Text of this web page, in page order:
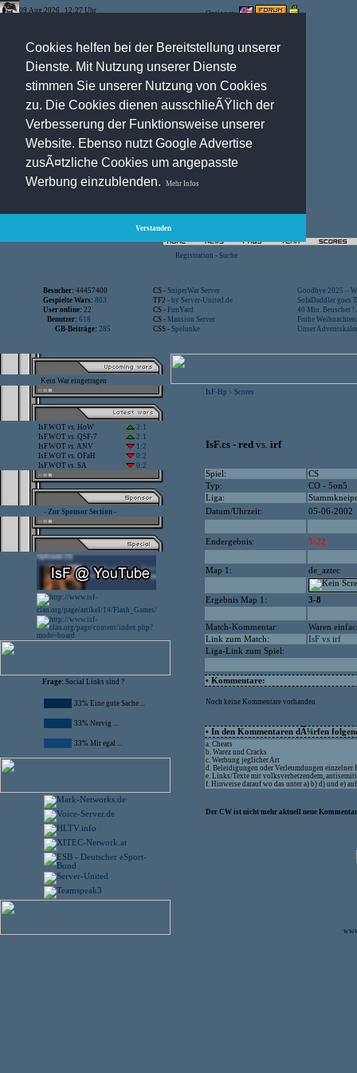
Cookies helfen bei der Bereitstellung unserer
Dienste. Mit Nutzung unserer Dienste
stimmen Sie unserer Nutzung von Cookies
zu. Die Cookies dienen ausschlieÃŸlich der
Verbesserung der Funktionsweise unserer
Website. Ebenso nutzt Google Advertise
zusÃ¤tzliche Cookies um angepasste
Werbung einzublenden.
Mehr Infos
Verstanden
09.Aug.2026 , 12:27 Uhr Optionen:
Registration - Suche
Besucher: 44457400 CS - SniperWar Server
Goodbye 2025 –
Gespielte Wars: 803 TF2 - by Server-United.de
SofaDaddler goes
User online: 22 CS - FunYard
40 Mio. Beuscher
Benutzer: 618 CS - Mansion Server
Frohe
GB-Beiträge: 285 CSS - Spelunke Unser
Kein War eingetragen
IsF.WOT vs. HoW
2:1
IsF.WOT vs. QSF-7
2:1
IsF.WOT vs.ANV
1:2
IsF.WOT vs. OFaH
0:2
IsF.WOT vs. SA 0:2
- Zur Sponsor Section -
Frage: Social Links sind ?
33% Eine gute Sache ...
33% Nervig ...
33% Mir egal ...
IsF-Hp > Scores
IsF.cs - red vs. irf
Spiel:
CS
Typ:
CO - 5on5
Liga:
Datum/Uhrzeit:
05-06-2002
Endergebnis: 5:22
Map 1: de_aztec
Ergebnis Map 1: 3-8
Match-Kommentar:
Waren
Link zum Match:
IsF vs irf
Liga-Link zum Spiel:
• Kommentare:
Noch keine Kommentare vorhanden
• In den Kommentaren dÃ¼rfen
a. Cheats
b. Warez und Cracks
c. Werbung jeglicher Art
d. Beleidigungen oder Verleumdungen einzelner
e. Links/Texte mit volksverhetzendem,
f. Hinweise darauf wo das unter a) b) d) und e)
Der CW ist nicht mehr aktuell neue